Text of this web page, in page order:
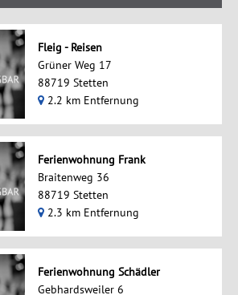
Fleig - Reisen
Grüner Weg 17
88719 Stetten
2.2 km Entfernung
Ferienwohnung Frank
Braitenweg 36
88719 Stetten
2.3 km Entfernung
Ferienwohnung Schädler
Gebhardsweiler 6